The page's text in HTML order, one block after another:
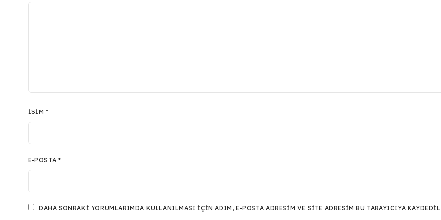
İSIM*
E-POSTA *
DAHA SONRAKI YORUMLARIMDA KULLANILMASI IÇIN ADIM, E-POSTA ADRESIM VE SITE ADRESIM BU TARAYICIYA